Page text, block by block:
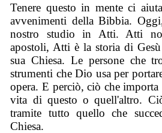
Tenere questo in mente ci
avvenimenti della Bibbia.
nostro studio in Atti. Atti
apostoli, Atti è la storia di
sua Chiesa. Le persone che
strumenti che Dio usa per
opera. E perciò, ciò che
vita di questo o quell'altro.
tramite tutto quello che
Chiesa.